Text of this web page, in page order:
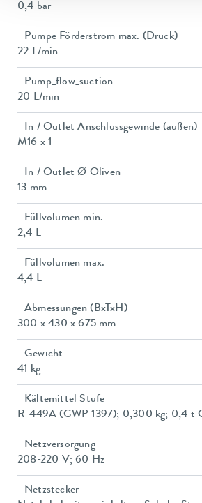
0,4 bar
Pumpe Förderstrom max. (Druck)
22 L/min
Pump_flow_suction
20 L/min
In / Outlet Anschlussgewinde (außen)
M16 x 1
In / Outlet Ø Oliven
13 mm
Füllvolumen min.
2,4 L
Füllvolumen max.
4,4 L
Abmessungen (BxTxH)
300 x 430 x 675 mm
Gewicht
41 kg
Kältemittel Stufe
R-449A (GWP 1397); 0,300 kg; 0,4 t
Netzversorgung
208-220 V; 60 Hz
Netzstecker